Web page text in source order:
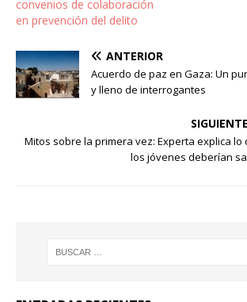
convenios de colaboración
en prevención del delito
ANTERIOR
Acuerdo de paz en Gaza: Un
y lleno de interrogantes
SIGUIENTE
Mitos sobre la primera vez: Experta explica lo
los jóvenes deberían